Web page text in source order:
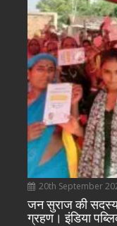
20th September
जन सुराज की
ग्रहण। इंडिया